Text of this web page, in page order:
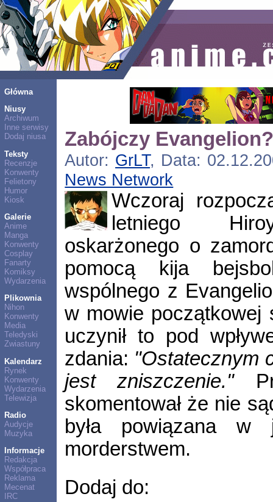
Główna
Niusy
Archiwum
Inne serwisy
Dodaj niusa
Teksty
Recenzje
Konwenty
Felietony
Humor
Kiosk
Galerie
Anime
Manga
Konwenty
Cosplay
Fanarty
Komiksy
Wydarzenia
Plikownia
Nihon
Konwenty
Media
Teledyski
Zwiastuny
Kalendarz
Rynek
Konwenty
Wydarzenia
Telewizja
Radio
Audycje
Muzyka
Informacje
Redakcja
Współpraca
Reklama
Mecenat
IRC
Zabójczy
Autor: GrLT, Data:
News Network
Wczoraj
letniego
oskarżonego o
pomocą kija
wspólnego z
w mowie początkowej
uczynił to pod
zdania: "Ostatecznym
jest zniszczenie."
skomentował że nie
była powiązana
morderstwem.
Dodaj do: